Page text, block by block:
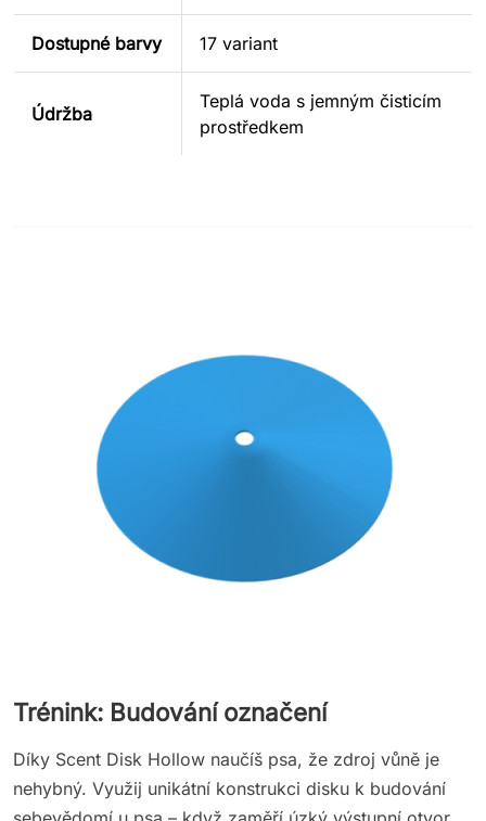
Dostupné barvy 17 variant
Údržba
Teplá voda s jemným čisticím
prostředkem
Trénink: Budování označení
Díky Scent Disk Hollow naučíš psa, že zdroj vůně je
nehybný. Využij unikátní konstrukci disku k budování